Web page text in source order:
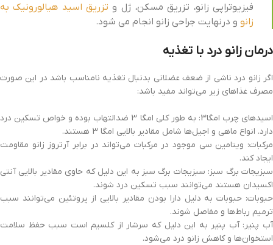
فیزیوتراپی زانو، تزریق مسکن، ژل و تزریق اسید هیالورونیک به
زانو و درنهایت جراحی زانو انجام می شود.
درمان زانو درد با تغذیه
اگر زانو درد ناشی از ضعف عضلانی بدنبال تغذیه نامناسب باشد در این صورت
مصرف غذاهای زیر می‌تواند مفید باشد:
اسیدهای چرب امگا3: به طور کلی امگا 3 ضدالتهاب بوده و خواص تسکین درد
دارد. انواع ماهی و اجیل‌ها شامل مقادیر بالایی امگا 3 هستند.
مرکبات: ویتامین سی موجود در مرکبات می‌تواند در برابر آرتروز زانو مقاومت
ایجاد کند.
سبزیجات برگ سبز: سبزیجات برگ سبز به این دلیل که حاوی مقادیر بالایی آنتی
اکسیدان هستند می‌توانند سبب تسکین درد شوند.
حبوبات: حبوبات به دلیل دارا بودن مقادیر بالایی از پروتئین می‌توانند سبب
ترمیم رباط‌ها و مفاصل شوند.
آب پنیر: آب پنیر به این دلیل که سرشار از کلسیم است سبب حفظ سلامت
استخوان‌ها و کاهش زانو درد می‌شود.